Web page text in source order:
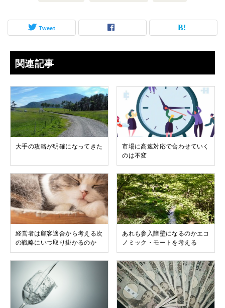
Tweet
関連記事
大手の攻略が明確になってきた
市場に高速対応で合わせていく
のは不変
経営者は顧客適合から考える次
の戦略にいつ取り掛かるのか
あれも参入障壁になるのかエコ
ノミック・モートを考える